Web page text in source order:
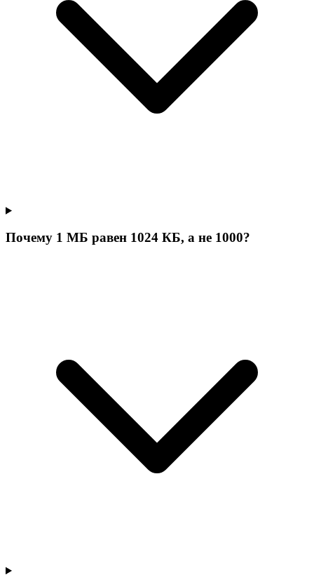
Почему 1 МБ равен 1024 КБ, а не 1000?